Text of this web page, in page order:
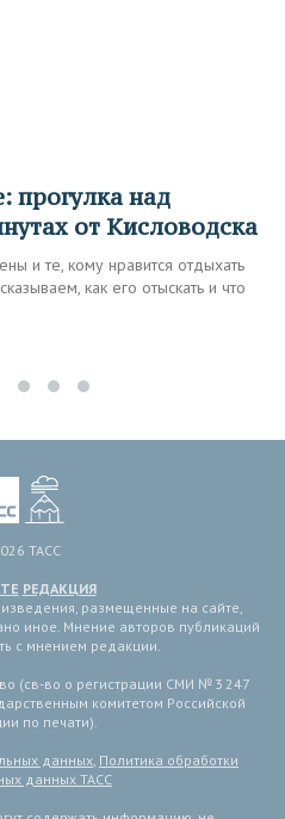
от Кисловодска
и те, кому нравится отдыхать
как его отыскать и что
ТАСС
РЕДАКЦИЯ
размещенные на сайте,
иное. Мнение авторов публикаций
с мнением редакции.
(св-во о регистрации СМИ № 3 247
комитетом Российской
по печати).
данных Политика обработки
данных ТАСС